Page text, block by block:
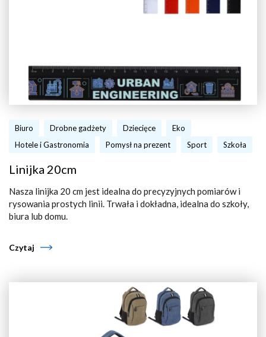
Biuro Drobne gadżety Dziecięce
Eko
Hotele i Gastronomia
Pomysł na prezent Sport Szkoła
Linijka 20cm
Nasza linijka 20 cm jest idealna do precyzyjnych pomiarów i
rysowania prostych linii. Trwała i dokładna, idealna do szkoły,
biura lub domu.
Czytaj